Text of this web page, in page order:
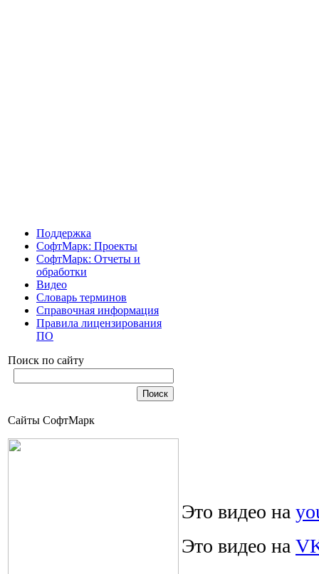
Поддержка
СофтМарк: Проекты
СофтМарк: Отчеты и
обработки
Видео
Словарь терминов
Справочная информация
Правила лицензирования
ПО
Поиск по сайту
Сайты СофтМарк
Это видео на
Это видео на